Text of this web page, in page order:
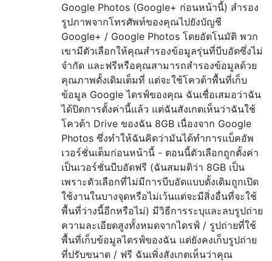
Google Photos (Google+ ก่อนหน้านี้) สำรอง
รูปภาพจากโทรศัพท์ของคุณไปยังบัญชี
Google+ / Google Photos โดยอัตโนมัติ พวก
เขามีตัวเลือกให้คุณสำรองข้อมูลรุ่นที่บีบอัดซึ่งไม่
จำกัด และฟรีหรือคุณสามารถสำรองข้อมูลด้วย
คุณภาพดั้งเดิมเต็มที่ แต่จะใช้โควต้าพื้นที่เก็บ
ข้อมูล Google ไดรฟ์ของคุณ ฉันเชื่อเสมอว่าฉัน
ได้ปิดการตั้งค่านี้แล้ว แต่ฉันสังเกตเห็นว่าฉันใช้
โควต้า Drive ของฉัน 8GB เนื่องจาก Google
Photos ซึ่งทำให้ฉันคิดว่ามันได้ทำการแบ็คอัพ
เวอร์ชั่นเต็มก่อนหน้านี้ - ตอนนี้ตัวเลือกถูกตั้งค่า
เป็นเวอร์ชั่นบีบอัดฟรี (ฉันสมมติว่า 8GB เป็น
เพราะตัวเลือกที่ไม่มีการบีบอัดแบบดั้งเดิมถูกเปิด
ใช้งานในบางจุดหรือไม่เว้นแต่จะมีสิ่งอื่นที่จะใช้
พื้นที่ว่างนี้อีกหรือไม่) มีวิธีการระบุและลบรูปถ่าย
ความละเอียดสูงทั้งหมดจากไดรฟ์ / รูปถ่ายที่ใช้
พื้นที่เก็บข้อมูลไดรฟ์ของฉัน แต่ยังคงเก็บรูปถ่าย
ที่ปรับขนาด / ฟรี ฉันเพิ่งสังเกตเห็นว่าคุณ